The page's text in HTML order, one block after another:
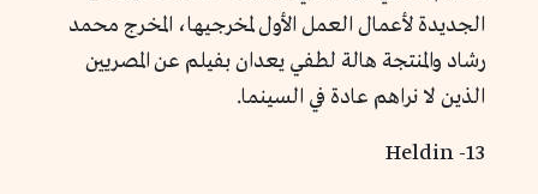
الجديدة لأعمال العمل الأول لمخرجيها، المخرج محمد
رشاد والمنتجة هالة لطفي يعدان بفيلم عن المصريين
الذين لا نراهم عادة في السينما.
13- Heldin